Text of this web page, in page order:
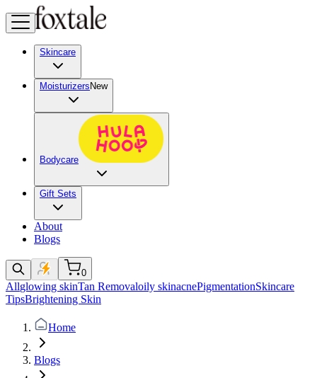
Skincare
Moisturizers New
Bodycare
Gift Sets
About
Blogs
0
Allglowing skinTan Removaloily skinacnePigmentationSkincare
TipsBrightening Skin
Home
Blogs